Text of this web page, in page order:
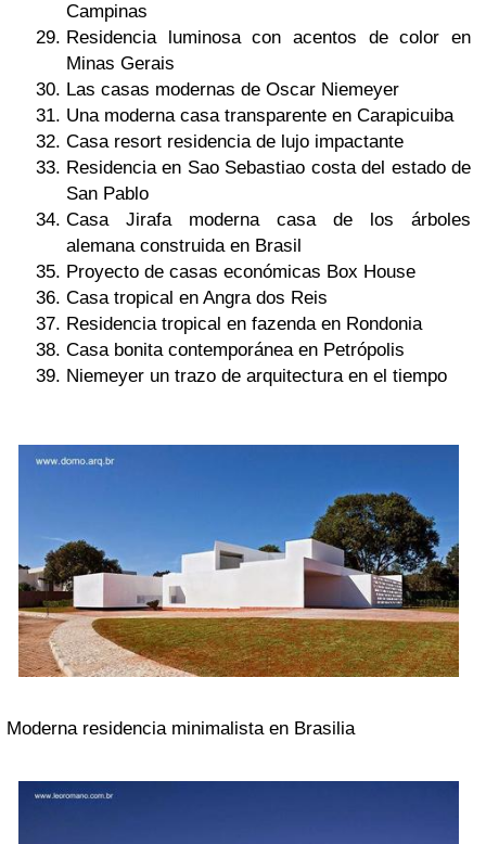
Campinas
Residencia luminosa con acentos de color en
Minas Gerais
Las casas modernas de Oscar Niemeyer
Una moderna casa transparente en Carapicuiba
Casa resort residencia de lujo impactante
Residencia en Sao Sebastiao costa del estado de
San Pablo
Casa Jirafa moderna casa de los árboles
alemana construida en Brasil
Proyecto de casas económicas Box House
Casa tropical en Angra dos Reis
Residencia tropical en fazenda en Rondonia
Casa bonita contemporánea en Petrópolis
Niemeyer un trazo de arquitectura en el tiempo
Moderna residencia minimalista en Brasilia